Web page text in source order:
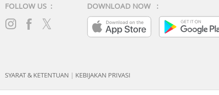
FOLLOW US : DOWNLOAD NOW :
SYARAT & KETENTUAN | KEBIJAKAN PRIVASI